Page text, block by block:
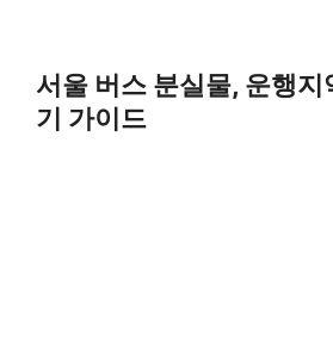
서울 버스 분실물, 운행지
기 가이드